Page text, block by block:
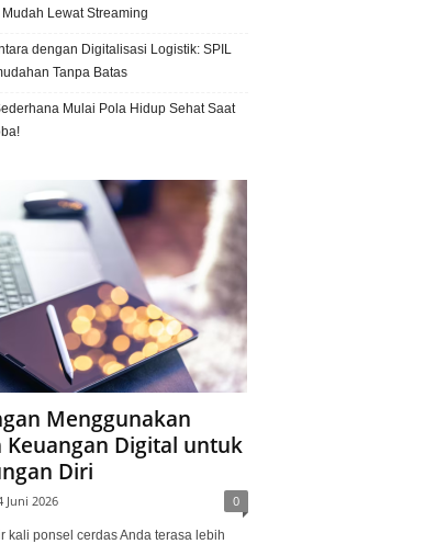
Lewat Streaming
dengan Digitalisasi Logistik: SPIL
Tanpa Batas
Mulai Pola Hidup Sehat Saat
Menggunakan
Keuangan Digital untuk
Diri
Juni 2026 0
kali ponsel cerdas Anda terasa lebih